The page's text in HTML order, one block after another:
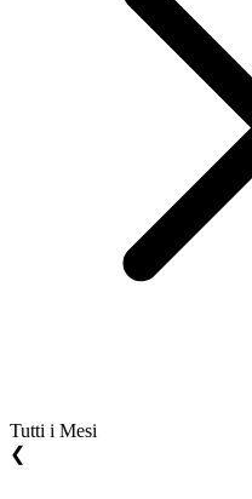
Tutti i Mesi
❮